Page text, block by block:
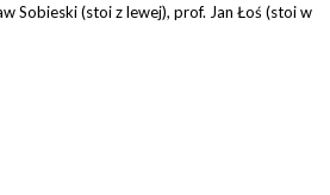
Sobieski (stoi z lewej), prof. Jan Łoś (stoi w